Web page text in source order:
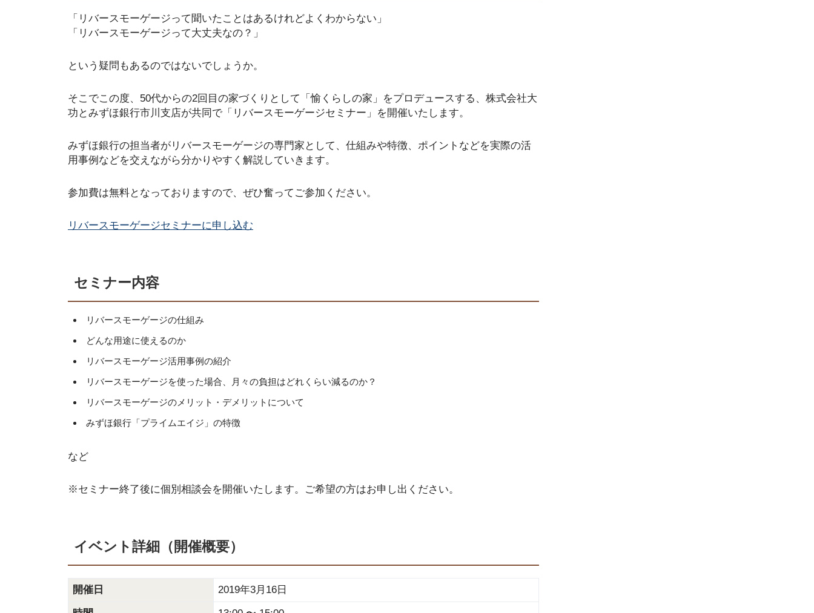
「リバースモーゲージって聞いたことはあるけれどよくわからない」
「リバースモーゲージって大丈夫なの？」
という疑問もあるのではないでしょうか。
そこでこの度、50代からの2回目の家づくりとして「愉くらしの家」をプロデュースする、株式会社大
功とみずほ銀行市川支店が共同で「リバースモーゲージセミナー」を開催いたします。
みずほ銀行の担当者がリバースモーゲージの専門家として、仕組みや特徴、ポイントなどを実際の活
用事例などを交えながら分かりやすく解説していきます。
参加費は無料となっておりますので、ぜひ奮ってご参加ください。
リバースモーゲージセミナーに申し込む
セミナー内容
リバースモーゲージの仕組み
どんな用途に使えるのか
リバースモーゲージ活用事例の紹介
リバースモーゲージを使った場合、月々の負担はどれくらい減るのか？
リバースモーゲージのメリット・デメリットについて
みずほ銀行「プライムエイジ」の特徴
など
※セミナー終了後に個別相談会を開催いたします。ご希望の方はお申し出ください。
イベント詳細（開催概要）
開催日 2019年3月16日